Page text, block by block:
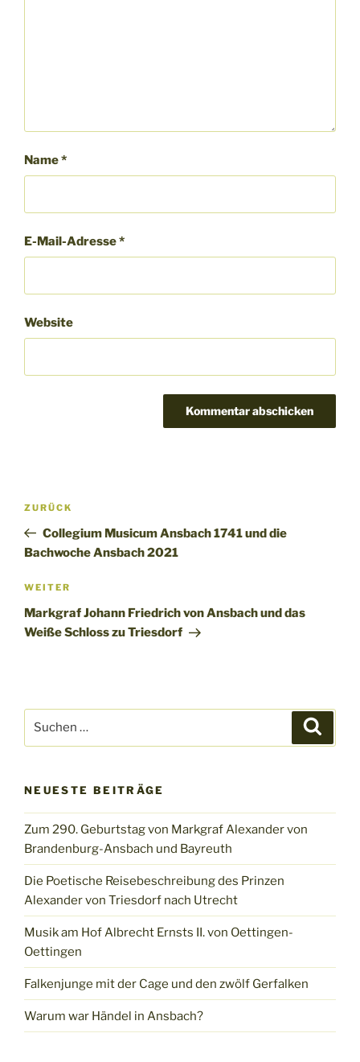
Name*
E-Mail-Adresse*
Website
Beitragsnavigation
Vorheriger
Beitrag
ZURÜCK
Collegium Musicum Ansbach 1741 und die
Bachwoche Ansbach 2021
Nächster
Beitrag
WEITER
Markgraf Johann Friedrich von Ansbach und das
Weiße Schloss zu Triesdorf
nach:
NEUESTE BEITRÄGE
Zum 290. Geburtstag von Markgraf Alexander von
Brandenburg-Ansbach und Bayreuth
Die Poetische Reisebeschreibung des Prinzen
Alexander von Triesdorf nach Utrecht
Musik am Hof Albrecht Ernsts II. von Oettingen-
Oettingen
Falkenjunge mit der Cage und den zwölf Gerfalken
Warum war Händel in Ansbach?